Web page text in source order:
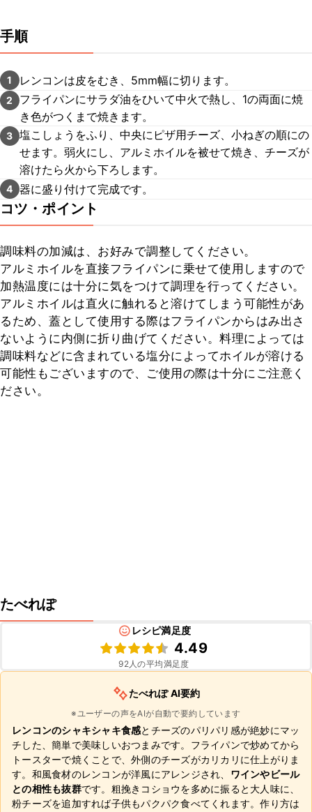
手順
1 レンコンは皮をむき、5mm幅に切ります。
2
フライパンにサラダ油をひいて中火で熱し、1の両面に焼
き色がつくまで焼きます。
3 塩こしょうをふり、中央にピザ用チーズ、小ねぎの順にの
せます。弱火にし、アルミホイルを被せて焼き、チーズが
溶けたら火から下ろします。
4 器に盛り付けて完成です。
コツ・ポイント
調味料の加減は、お好みで調整してください。
アルミホイルを直接フライパンに乗せて使用しますので
加熱温度には十分に気をつけて調理を行ってください。
アルミホイルは直火に触れると溶けてしまう可能性があ
るため、蓋として使用する際はフライパンからはみ出さ
ないように内側に折り曲げてください。料理によっては
調味料などに含まれている塩分によってホイルが溶ける
可能性もございますので、ご使用の際は十分にご注意く
ださい。
たべれぽ
レシピ満足度
4.49
92人の平均満足度
たべれぽ AI要約
※ユーザーの声をAIが自動で要約しています
レンコンのシャキシャキ食感とチーズのパリパリ感が絶妙にマッ
チした、簡単で美味しいおつまみです。フライパンで炒めてから
トースターで焼くことで、外側のチーズがカリカリに仕上がりま
す。和風食材のレンコンが洋風にアレンジされ、 ワインやビール
との相性も抜群です。粗挽きコショウを多めに振ると大人味に、
粉チーズを追加すれば子供もパクパク食べてくれます。作り方は